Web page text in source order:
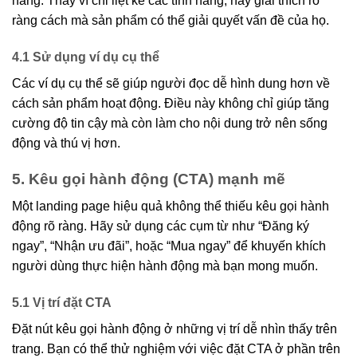
ràng cách mà sản phẩm có thể giải quyết vấn đề của họ.
4.1 Sử dụng ví dụ cụ thể
Các ví dụ cụ thể sẽ giúp người đọc dễ hình dung hơn về
cách sản phẩm hoạt động. Điều này không chỉ giúp tăng
cường độ tin cậy mà còn làm cho nội dung trở nên sống
động và thú vị hơn.
5. Kêu gọi hành động (CTA) mạnh mẽ
Một landing page hiệu quả không thể thiếu kêu gọi hành
động rõ ràng. Hãy sử dụng các cụm từ như “Đăng ký
ngay”, “Nhận ưu đãi”, hoặc “Mua ngay” để khuyến khích
người dùng thực hiện hành động mà bạn mong muốn.
5.1 Vị trí đặt CTA
Đặt nút kêu gọi hành động ở những vị trí dễ nhìn thấy trên
trang. Bạn có thể thử nghiệm với việc đặt CTA ở phần trên